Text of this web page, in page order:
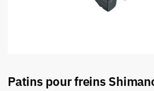
Patins pour freins